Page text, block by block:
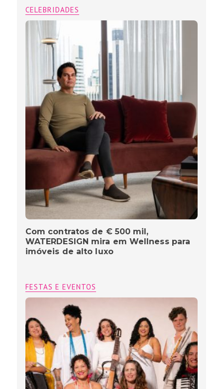
CELEBRIDADES
Com contratos de € 500 mil,
WATERDESIGN mira em Wellness para
imóveis de alto luxo
FESTAS E EVENTOS